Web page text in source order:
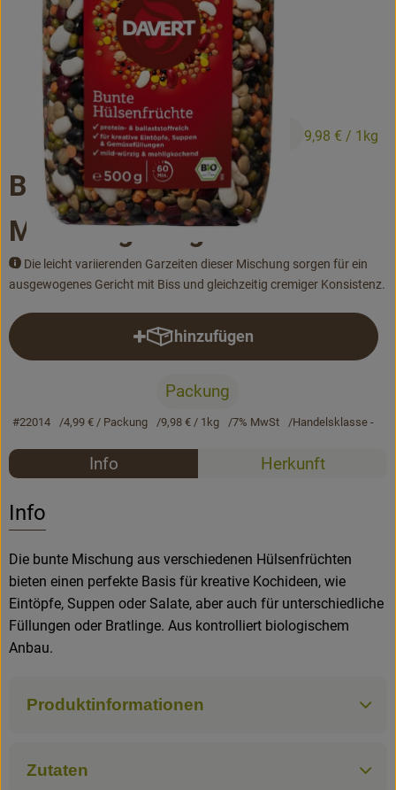
Bäckerei
Kühltheke
Vorratskammer...
Drogerie
Getränke
Alternativen zu ...
Unser Lieferservice
Büro&Kita
Rezepte
Bunte Hülsenfrüchte
Mischung 500g
Die leicht variierenden Garzeiten dieser Mischung sorgen für ein
ausgewogenes Gericht mit Biss und gleichzeitig cremiger Konsistenz.
4,99 € / Packung 9,98 € / 1kg
hinzufügen
Produkt zum Warenkorb
Packung
#22014 4,99 €/ Packung 9,98 €/ 1kg 7% MwSt Handelsklasse -
Rezepte
Info Herkunft
Info
Die bunte Mischung aus verschiedenen Hülsenfrüchten
bieten einen perfekte Basis für kreative Kochideen, wie
Eintöpfe, Suppen oder Salate, aber auch für unterschiedliche
Füllungen oder Bratlinge. Aus kontrolliert biologischem
Anbau.
Produktinformationen
Zutaten